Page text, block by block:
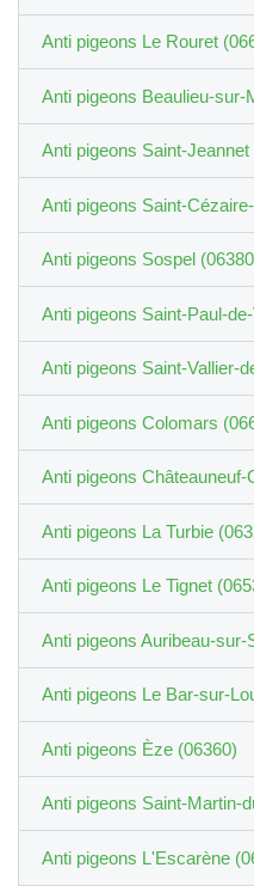
Anti pigeons Le Rouret
Anti pigeons Beaulieu-sur-
Anti pigeons Saint-Jeannet
Anti pigeons Saint-
Anti pigeons Sospel
Anti pigeons Saint-Paul-
Anti pigeons Saint-Vallier-
Anti pigeons Colomars
Anti pigeons Châteauneuf-
Anti pigeons La Turbie
Anti pigeons Le Tignet
Anti pigeons Auribeau-sur-
Anti pigeons Le Bar-sur-
Anti pigeons Èze (06360)
Anti pigeons Saint-Martin-
Anti pigeons L'Escarène